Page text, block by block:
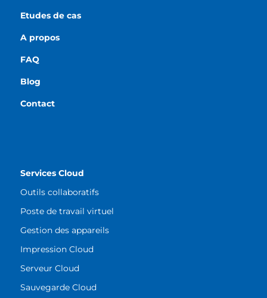
Etudes de cas
A propos
FAQ
Blog
Contact
Services Cloud
Outils collaboratifs
Poste de travail virtuel
Gestion des appareils
Impression Cloud
Serveur Cloud
Sauvegarde Cloud